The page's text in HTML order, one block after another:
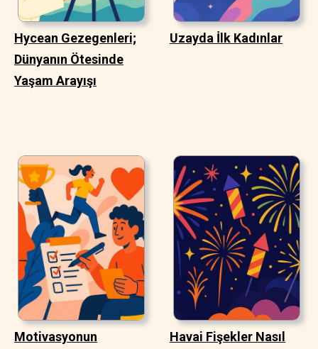
Hycean Gezegenleri;
Dünyanın Ötesinde
Yaşam Arayışı
Uzayda İlk Kadınlar
Motivasyonun
Havai Fişekler Nasıl